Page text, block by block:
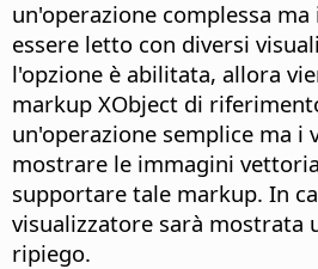
un'operazione complessa
essere letto con diversi
l'opzione è abilitata, allora
markup XObject di
un'operazione semplice ma i
mostrare le immagini
supportare tale markup. In
visualizzatore sarà mostrata
ripiego.